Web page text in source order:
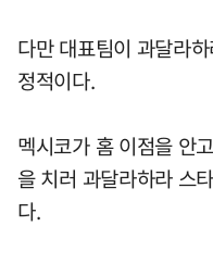
다만 대표팀이 과달라
정적이다.
멕시코가 홈 이점을 안
을 치러 과달라하라 스
다.